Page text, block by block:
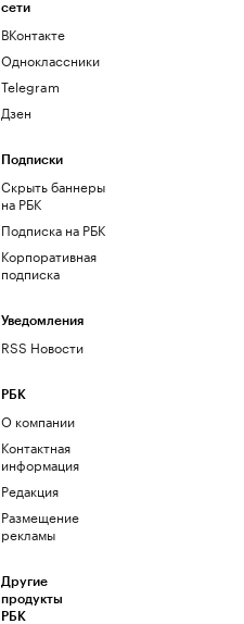
сети
ВКонтакте
Одноклассники
Telegram
Дзен
Подписки
Скрыть баннеры
на РБК
Подписка на РБК
Корпоративная
подписка
Уведомления
RSS Новости
РБК
О компании
Контактная
информация
Редакция
Размещение
рекламы
Другие
продукты
РБК